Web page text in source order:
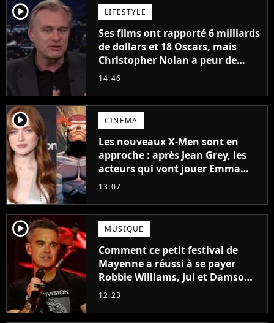
player2 LIFESTYLE
Ses films ont rapporté 6 milliards
de dollars et 18 Oscars, mais
Christopher Nolan a peur de
tourner un genre de films très
14:46
player2 CINÉMA
Les nouveaux X-Men sont en
approche : après Jean Grey, les
acteurs qui vont jouer Emma
Frost et Cyclope trouvés !
13:07
player2 MUSIQUE
Comment ce petit festival de
Mayenne a réussi à se payer
Robbie Williams, Jul et Damso
cette année ?
12:23